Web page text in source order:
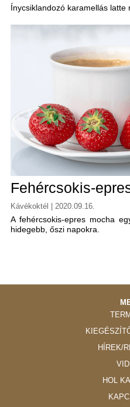
Ínycsiklandozó karamellás latte
Fehércsokis-
Kávékoktél | 2020.09.16.
A fehércsokis-epres mocha
hidegebb, őszi napokra.
HÍREK/
HOL